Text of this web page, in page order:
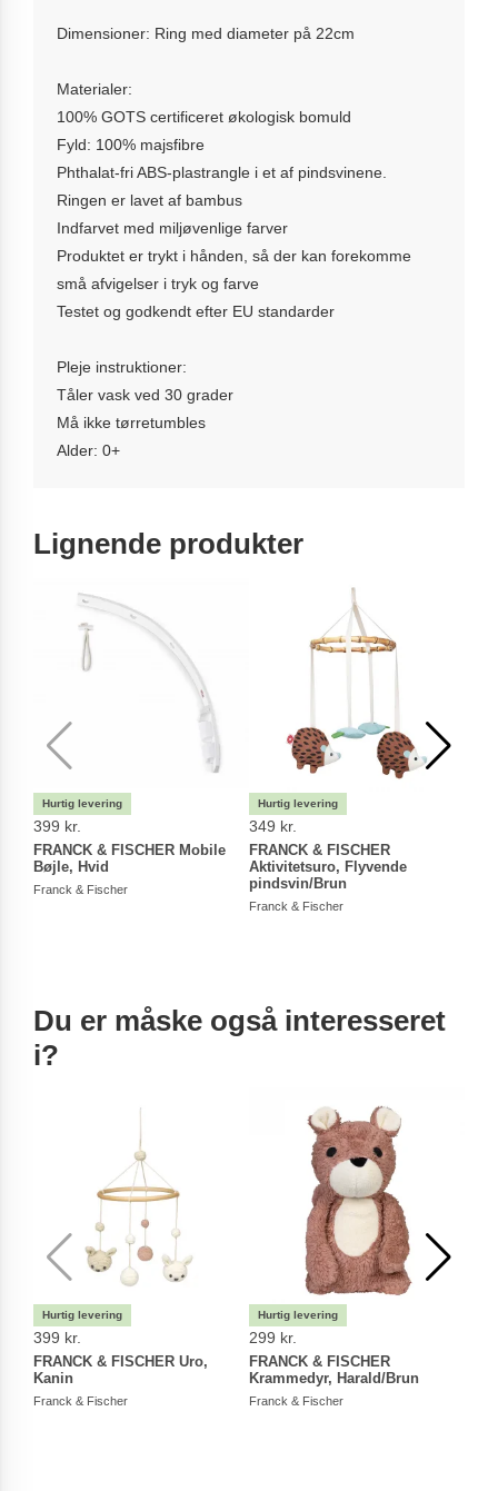
Dimensioner: Ring med diameter på 22cm
Materialer:
100% GOTS certificeret økologisk bomuld
Fyld: 100% majsfibre
Phthalat-fri ABS-plastrangle i et af pindsvinene.
Ringen er lavet af bambus
Indfarvet med miljøvenlige farver
Produktet er trykt i hånden, så der kan forekomme
små afvigelser i tryk og farve
Testet og godkendt efter EU standarder
Pleje instruktioner:
Tåler vask ved 30 grader
Må ikke tørretumbles
Alder: 0+
Lignende produkter
399 kr.
FRANCK & FISCHER Mobile
Bøjle, Hvid
Franck & Fischer
349 kr.
FRANCK & FISCHER
Aktivitetsuro, Flyvende
pindsvin/Brun
Franck & Fischer
Du er måske også interesseret
i?
399 kr.
FRANCK & FISCHER Uro,
Kanin
Franck & Fischer
299 kr.
FRANCK & FISCHER
Krammedyr, Harald/Brun
Franck & Fischer